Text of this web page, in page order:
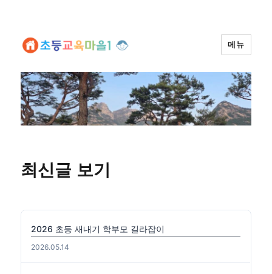
메뉴
최신글 보기
2026 초등 새내기 학부모 길라잡이
2026.05.14